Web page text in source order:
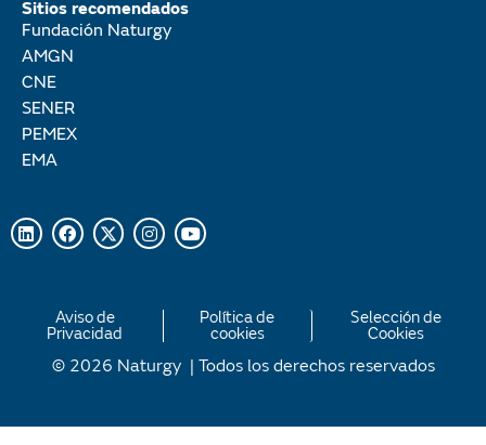
Sitios recomendados
Fundación Naturgy
AMGN
CNE
SENER
PEMEX
EMA
Aviso de
Privacidad
Política de
cookies
Selección de
Cookies
© 2026 Naturgy | Todos los derechos reservados